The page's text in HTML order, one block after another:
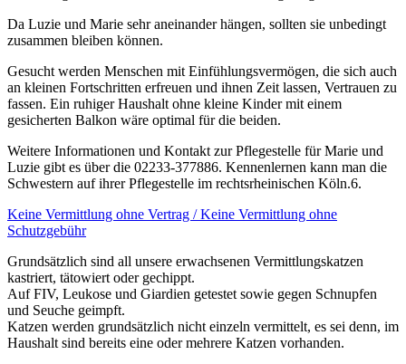
Da Luzie und Marie sehr aneinander hängen, sollten sie unbedingt
zusammen bleiben können.
Gesucht werden Menschen mit Einfühlungsvermögen, die sich auch
an kleinen Fortschritten erfreuen und ihnen Zeit lassen, Vertrauen zu
fassen. Ein ruhiger Haushalt ohne kleine Kinder mit einem
gesicherten Balkon wäre optimal für die beiden.
Weitere Informationen und Kontakt zur Pflegestelle für Marie und
Luzie gibt es über die 02233-377886. Kennenlernen kann man die
Schwestern auf ihrer Pflegestelle im rechtsrheinischen Köln.6.
Keine Vermittlung ohne Vertrag / Keine Vermittlung ohne
Schutzgebühr
Grundsätzlich sind all unsere erwachsenen Vermittlungskatzen
kastriert, tätowiert oder gechippt.
Auf FIV, Leukose und Giardien getestet sowie gegen Schnupfen
und Seuche geimpft.
Katzen werden grundsätzlich nicht einzeln vermittelt, es sei denn, im
Haushalt sind bereits eine oder mehrere Katzen vorhanden.